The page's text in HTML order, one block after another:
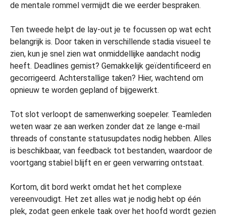
de mentale rommel vermijdt die we eerder bespraken.
Ten tweede helpt de lay-out je te focussen op wat echt
belangrijk is. Door taken in verschillende stadia visueel te
zien, kun je snel zien wat onmiddellijke aandacht nodig
heeft. Deadlines gemist? Gemakkelijk geïdentificeerd en
gecorrigeerd. Achterstallige taken? Hier, wachtend om
opnieuw te worden gepland of bijgewerkt.
Tot slot verloopt de samenwerking soepeler. Teamleden
weten waar ze aan werken zonder dat ze lange e-mail
threads of constante statusupdates nodig hebben. Alles
is beschikbaar, van feedback tot bestanden, waardoor de
voortgang stabiel blijft en er geen verwarring ontstaat.
Kortom, dit bord werkt omdat het het complexe
vereenvoudigt. Het zet alles wat je nodig hebt op één
plek, zodat geen enkele taak over het hoofd wordt gezien